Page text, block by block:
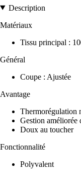
Description
Matériaux
Tissu principal :
Général
Coupe : Ajustée
Avantage
Thermorégulation
Gestion améliorée
Doux au toucher
Fonctionnalité
Polyvalent